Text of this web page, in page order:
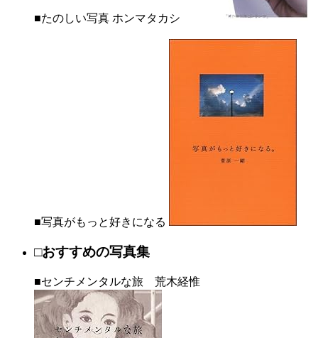
■たのしい写真 ホンマタカシ
■写真がもっと好きになる
□おすすめの写真集
■センチメンタルな旅 荒木経惟